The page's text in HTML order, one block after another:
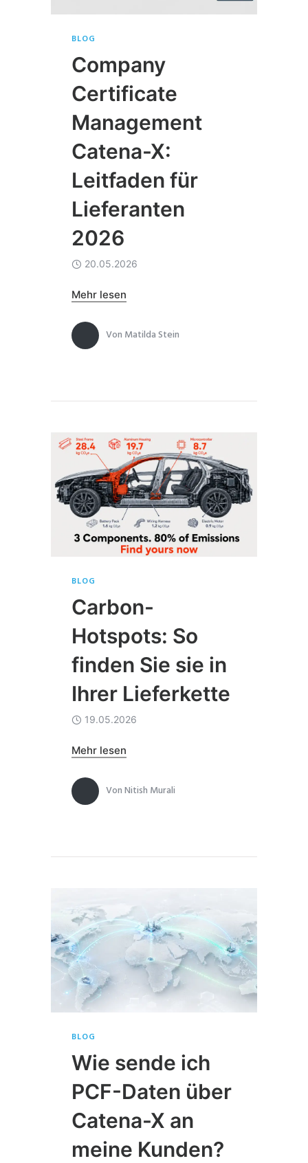
BLOG
Company
Certificate
Management
Catena-X:
Leitfaden für
Lieferanten
2026
20.05.2026
Mehr lesen
Von Matilda Stein
BLOG
Carbon-
Hotspots: So
finden Sie sie in
Ihrer Lieferkette
19.05.2026
Mehr lesen
VonNitish Murali
BLOG
Wie sende ich
PCF-Daten über
Catena-X an
meine Kunden?